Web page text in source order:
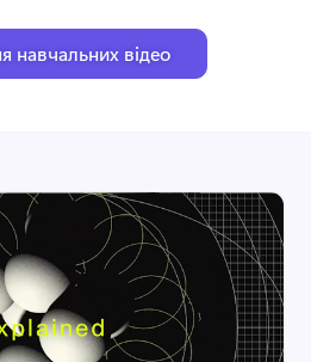
навчальних відео